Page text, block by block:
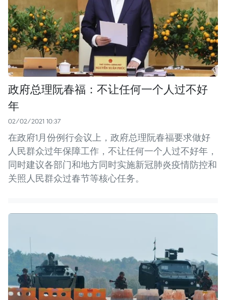
政府总理阮春福：不让任何一个人过不好
年
02/02/2021 10:37
在政府1月份例行会议上，政府总理阮春福要求做好
人民群众过年保障工作，不让任何一个人过不好年，
同时建议各部门和地方同时实施新冠肺炎疫情防控和
关照人民群众过春节等核心任务。